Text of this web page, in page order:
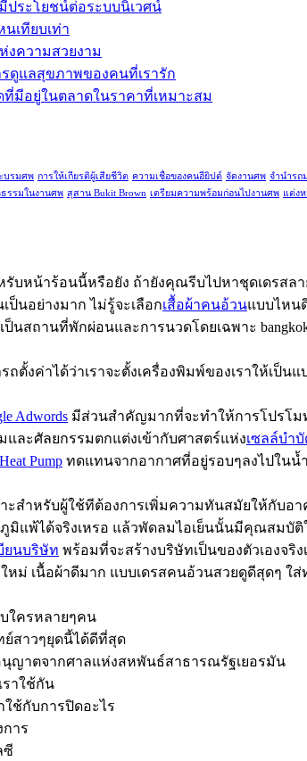
ประโยชน์ต่อระบบนิเวศน์
เทียบเท่า
งความสวยงาม
ดูแลสุขภาพของคนที่เรารัก
มีอยู่ในตลาดในราคาที่เหมาะสม
บรมศพ การให้เกียรติผู้เสียชีวิต ความเชื่อของคนอียิปต์ จัดงานศพ จำนำรถ
รรมในงานศพ สุสาน Bukit Brown เตรียมความพร้อมก่อนไปงานศพ แต่ง
บหน้าร้อนนี้หรือยัง ถ้ายังคุณรีบไปหาชุดเดรส
ป็นอย่างมาก ไม่รู้จะเลือกเสื้อผ้าคนอ้วนแบบไหน
ป็นสถานที่พักผ่อนและการนวดโดยเฉพาะ
ถตั้งค่าได้ว่าเราจะตั้งเครื่องพิมพ์ของเราให้เป็น
Adwords มีส่วนสำคัญมากที่จะทำให้การโปรโม
ละศัลยกรรมตกแต่งเข้ากับศาสตร์แห่งเซลล์บำ
Pump ทดแทนจากอากาศที่อยู่รอบๆลงไปในน้
ะสำหรับผู้ใช้ทีต้องการเพิ่มความทันสมัยให้กับอ
มิแพ้ได้จริงเหรอ แล้วพัดลมไอเย็นนั้นมีคุณสมบัติ
ยนบริษัท พร้อมที่จะสร้างบริษัทเป็นของตัวเองจริ
หม่ เนื้อผ้าดีมาก แบบเดรสคนอ้วนสวยดูดีสุดๆ ใ
ใครหลายๆคน
สาวๆยุดนี้ได้ดีที่สุด
ญาตจากศาลแห่งสหพันธ์สาธารณรัฐเยอรมัน
ราใช้กัน
ใช้กับการปิดอะไร
าร
ซี